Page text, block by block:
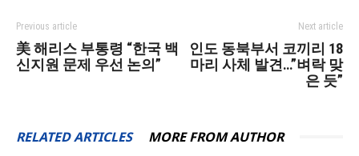
Previous article
美 해리스 부통령 “한국 백
신지원 문제 우선 논의”
Next article
인도 동북부서 코끼리 18
마리 사체 발견…”벼락 맞
은 듯”
RELATED ARTICLES MORE FROM AUTHOR